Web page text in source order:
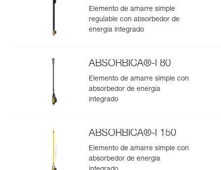
Elemento de amarre simple
regulable con absorbedor de
energía integrado
ABSORBICA®-I 80
Elemento de amarre simple con
absorbedor de energía
integrado
ABSORBICA®-I 150
Elemento de amarre simple con
absorbedor de energía